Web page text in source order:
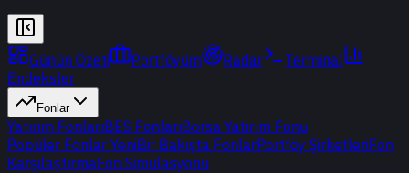
Günün Özeti Portföyüm Radar
Terminal
Endeksler
Fonlar
Yatırım FonlarıBES FonlarıBorsa Yatırım Fonu
Popüler Fonlar YeniBir Bakışta FonlarPortföy ŞirketleriFon
KarşılaştırmaFon Simülasyonu